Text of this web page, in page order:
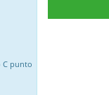
C punto